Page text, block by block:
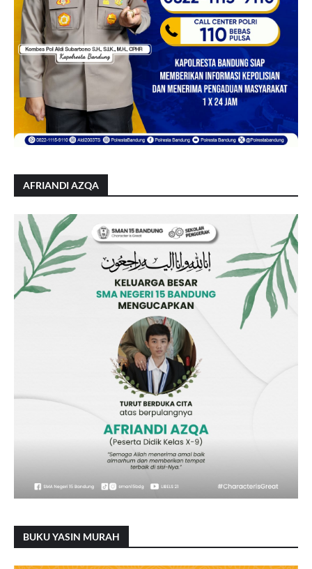
AFRIANDI AZQA
BUKU YASIN MURAH